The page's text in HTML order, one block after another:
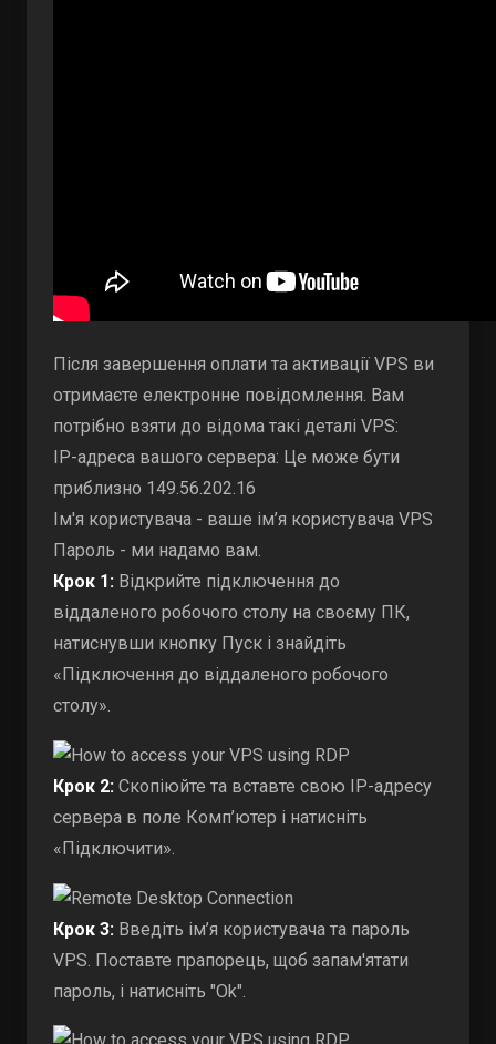
Після завершення оплати та активації VPS ви
отримаєте електронне повідомлення. Вам
потрібно взяти до відома такі деталі VPS:
IP-адреса вашого сервера: Це може бути
приблизно 149.56.202.16
Ім'я користувача - ваше ім’я користувача VPS
Пароль - ми надамо вам.
Крок 1: Відкрийте підключення до
віддаленого робочого столу на своєму ПК,
натиснувши кнопку Пуск і знайдіть
«Підключення до віддаленого робочого
столу».
Крок 2: Скопіюйте та вставте свою IP-адресу
сервера в поле Комп’ютер і натисніть
«Підключити».
Крок 3: Введіть ім’я користувача та пароль
VPS. Поставте прапорець, щоб запам'ятати
пароль, і натисніть "Ok".